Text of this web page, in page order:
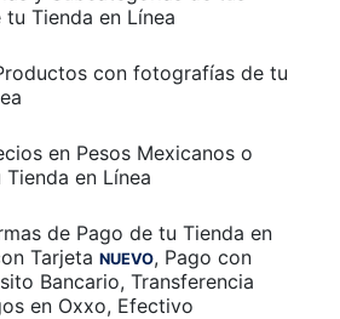
Tienda en Línea
con fotografías de tu
en Pesos Mexicanos o
en Línea
de Pago de tu Tienda en
Tarjeta NUEVO, Pago con
Bancario, Transferencia
en Oxxo, Efectivo